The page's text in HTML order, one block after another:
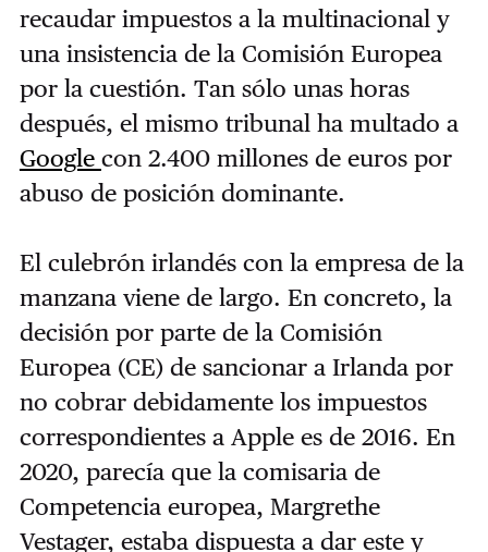
recaudar impuestos a la multinacional y
una insistencia de la Comisión Europea
por la cuestión. Tan sólo unas horas
después, el mismo tribunal ha multado a
Google con 2.400 millones de euros por
abuso de posición dominante.
El culebrón irlandés con la empresa de la
manzana viene de largo. En concreto, la
decisión por parte de la Comisión
Europea (CE) de sancionar a Irlanda por
no cobrar debidamente los impuestos
correspondientes a Apple es de 2016. En
2020, parecía que la comisaria de
Competencia europea, Margrethe
Vestager, estaba dispuesta a dar este y